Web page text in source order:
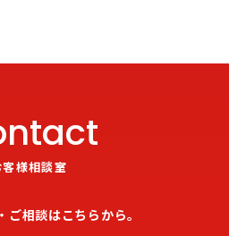
客様相談室
ご相談はこちらから。